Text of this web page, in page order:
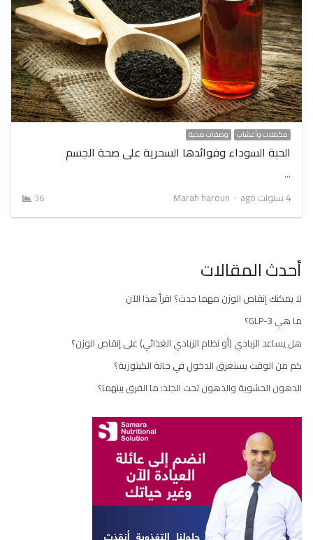
مكملات وأعشاب وصفات صحية
الحبة السوداء وفوائدها السحرية على صحة الجسم
…
4 سنوات ago
Author
Marah haroun
36
أحدث المقالات
لا يمكنك إنقاص الوزن مهما حدث؟ اقرأ هذا الآن
ما هي GLP-3؟
هل يساعد الزبادي (أو نظام الزبادي الغذائي) على إنقاص الوزن؟
كم من الوقت يستغرق الدخول في حالة الكيتوزية؟
الدهون الحشوية والدهون تحت الجلد: ما الفرق بينهما؟